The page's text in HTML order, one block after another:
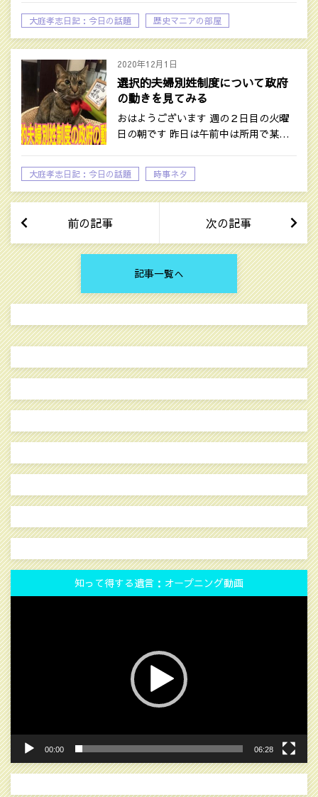
大庭孝志日記：今日の話題 歴史マニアの部屋
2020年12月1日
選択的夫婦別姓制度について政府
の動きを見てみる
おはようございます 週の２日目の火曜
日の朝です 昨日は午前中は所用で某…
大庭孝志日記：今日の話題
時事ネタ
選択的夫婦別姓制度
前の記事 次の記事
記事一覧へ
知って得する遺言：オープニング動画
動
画
プ
レ
ー
ヤ
ー
00:00 06:28